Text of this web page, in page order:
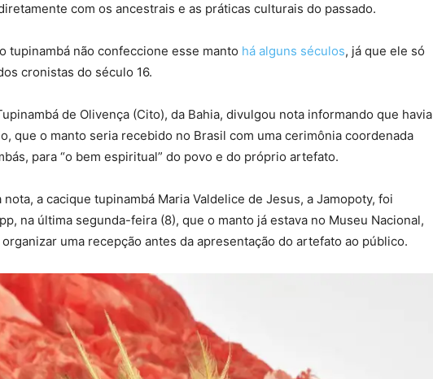
com os ancestrais e as práticas culturais do passado.
tupinambá não confeccione esse manto há alguns séculos, já que ele só
cronistas do século 16.
de Olivença (Cito), da Bahia, divulgou nota informando que havia
que o manto seria recebido no Brasil com uma cerimônia coordenada
para “o bem espiritual” do povo e do próprio artefato.
a cacique tupinambá Maria Valdelice de Jesus, a Jamopoty, foi
na última segunda-feira (8), que o manto já estava no Museu Nacional,
uma recepção antes da apresentação do artefato ao público.